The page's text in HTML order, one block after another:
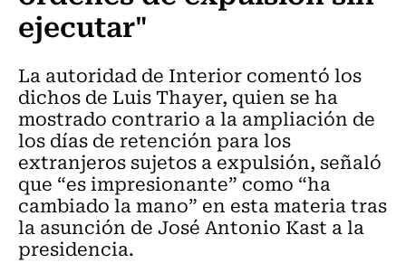
ejecutar"
La autoridad de Interior comentó los
dichos de Luis Thayer, quien se ha
mostrado contrario a la ampliación de
los días de retención para los
extranjeros sujetos a expulsión, señaló
que “es impresionante” como “ha
cambiado la mano” en esta materia tras
la asunción de José Antonio Kast a la
presidencia.